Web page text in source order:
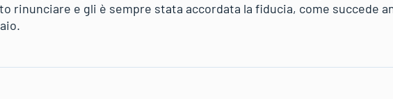
rinunciare e gli è sempre stata accordata la fiducia, come succede